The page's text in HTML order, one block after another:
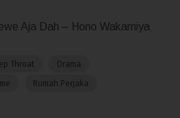
Aja Dah – Hono Wakamiya
Throat
Drama
Rumah Perjaka